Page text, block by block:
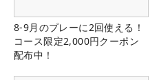
8-9月のプレーに2回使える！
コース限定2,000円クーポン
配布中！